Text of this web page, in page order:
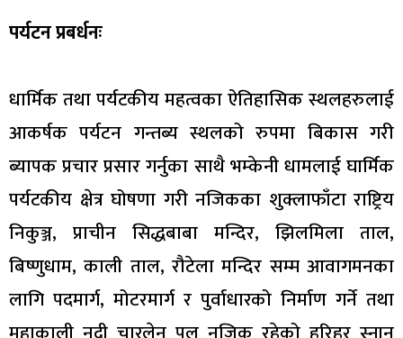
पर्यटन प्रबर्धनः
धार्मिक तथा पर्यटकीय महत्वका ऐतिहासिक स्थलहरुलाई
आकर्षक पर्यटन गन्तब्य स्थलको रुपमा बिकास गरी
ब्यापक प्रचार प्रसार गर्नुका साथै भम्केनी धामलाई घार्मिक
पर्यटकीय क्षेत्र घोषणा गरी नजिकका शुक्लाफाँटा राष्ट्रिय
निकुञ्ज, प्राचीन सिद्धबाबा मन्दिर, झिलमिला ताल,
बिष्णुधाम, काली ताल, रौटेला मन्दिर सम्म आवागमनका
लागि पदमार्ग, मोटरमार्ग र पुर्वाधारको निर्माण गर्ने तथा